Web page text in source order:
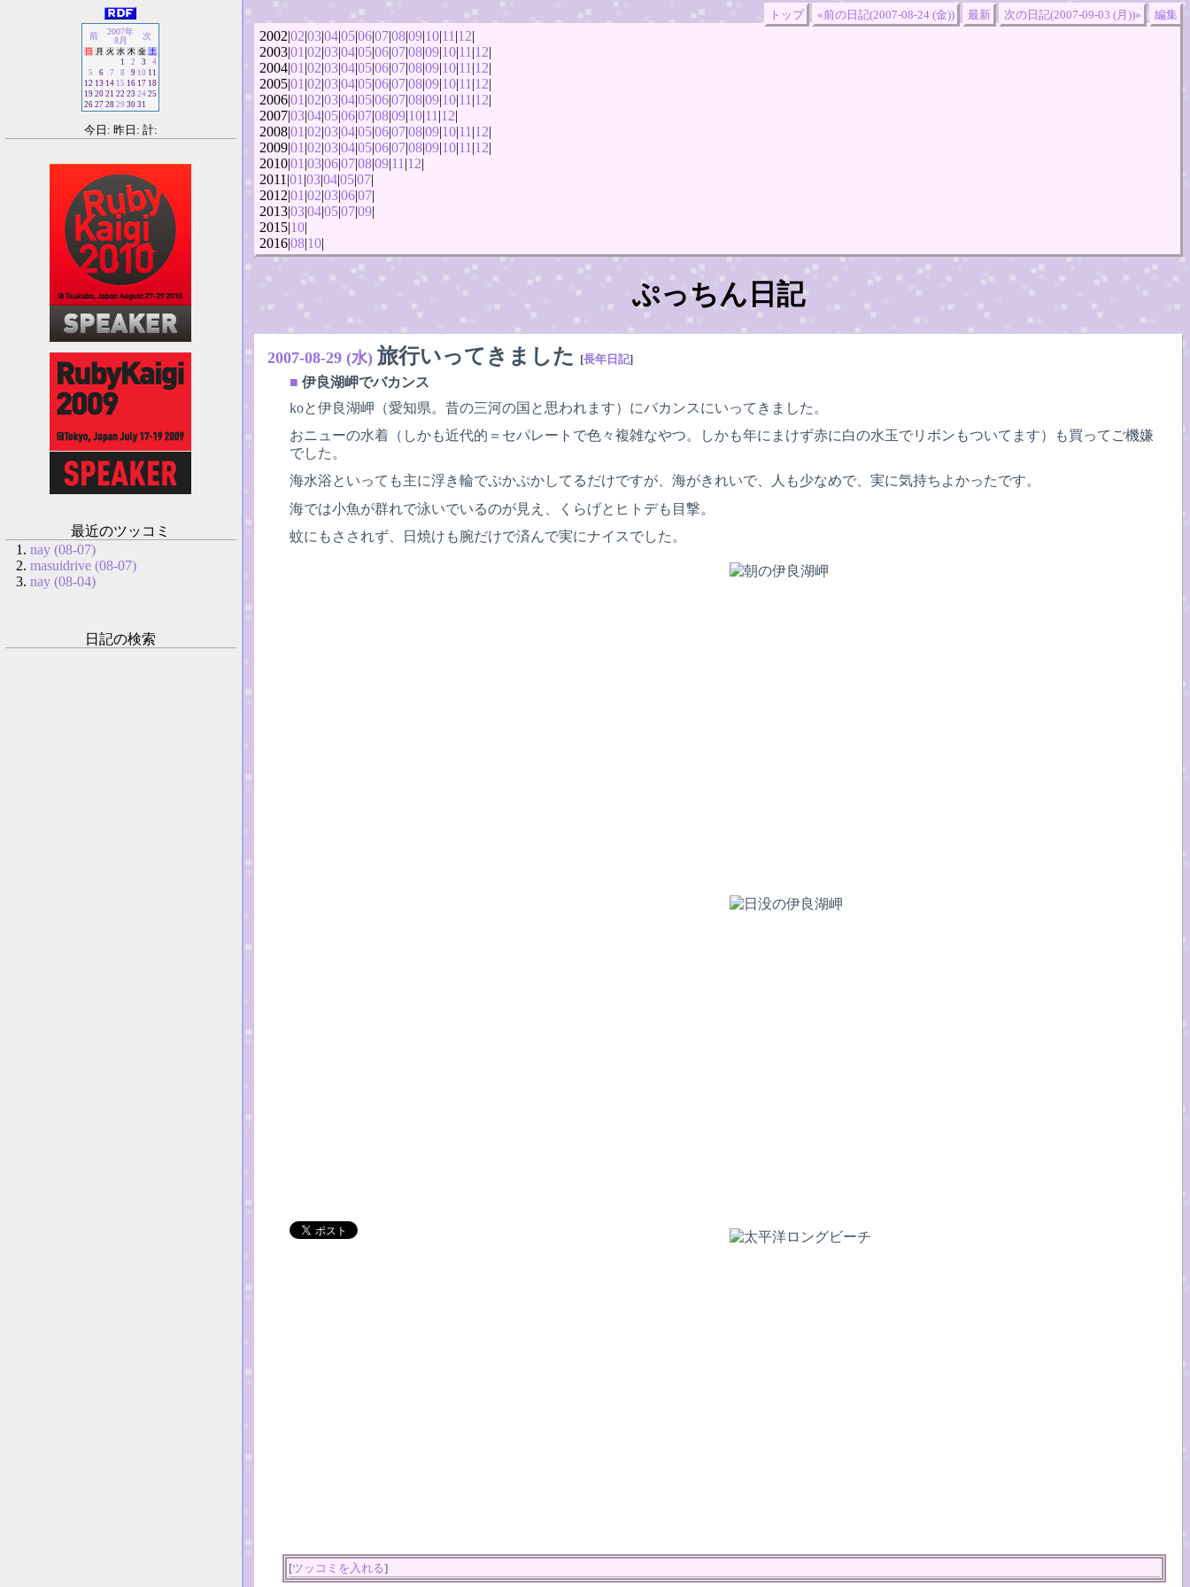
トップ «前の日記(2007-08-24 (金)) 最新 次の日記(2007-09-03 (月))» 編集
2002|02|03|04|05|06|07|08|09|10|11 |12|
2003|01 |02|03|04|05|06|07|08|09|10|11 |12|
2004|01 |02|03|04|05|06|07|08|09|10|11 |12|
2005|01 |02|03|04|05|06|07|08|09|10|11 |12|
2006|01 |02|03|04|05|06|07|08|09|10|11 |12|
2007|03|04|05|06|07|08|09|10|11 |12|
2008|01 |02|03|04|05|06|07|08|09|10|11 |12|
2009|01 |02|03|04|05|06|07|08|09|10|11 |12|
2010|01 |03|06|07|08|09|11 |12|
2011|01 |03|04|05|07|
2012|01 |02|03|06|07|
2013|03|04|05|07|09|
2015|10|
2016|08|10|
ぷっちん日記
2007-08-29 (水) 旅行いってきました [長年日記]
■ 伊良湖岬でバカンス
koと伊良湖岬（愛知県。昔の三河の国と思われます）にバカンスにいってきました。
おニューの水着（しかも近代的＝セパレートで色々複雑なやつ。しかも年にまけず赤に白の水玉でリボンもついてます）も買ってご機嫌
でした。
海水浴といっても主に浮き輪でぷかぷかしてるだけですが、海がきれいで、人も少なめで、実に気持ちよかったです。
海では小魚が群れで泳いでいるのが見え、くらげとヒトデも目撃。
蚊にもさされず、日焼けも腕だけで済んで実にナイスでした。
[ツッコミを入れる]
前
2007年
8月
次
日 月 火 水 木 金 土
1
2 3
4
5
6 7 8 9 10 11
12 13 14 15 16 17 18
19 20 21 22 23 24 25
26 27 28 29 30 31
今日: 昨日: 計:
最近のツッコミ
nay (08-07)
masuidrive (08-07)
nay (08-04)
日記の検索